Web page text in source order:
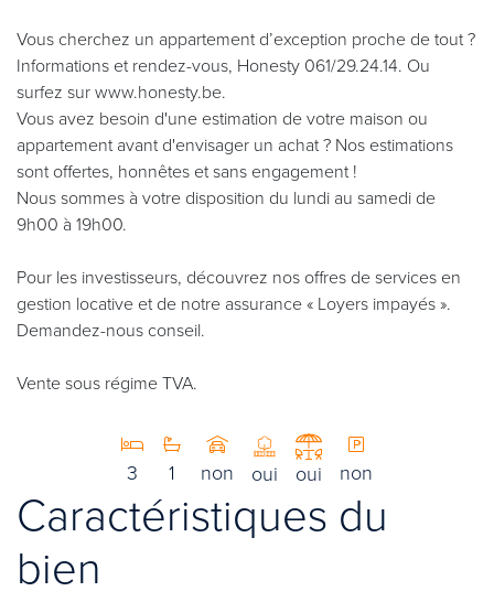
Vous cherchez un appartement d’exception proche de tout ?
Informations et rendez-vous, Honesty 061/29.24.14. Ou
surfez sur www.honesty.be.
Vous avez besoin d'une estimation de votre maison ou
appartement avant d'envisager un achat ? Nos estimations
sont offertes, honnêtes et sans engagement !
Nous sommes à votre disposition du lundi au samedi de
9h00 à 19h00.
Pour les investisseurs, découvrez nos offres de services en
gestion locative et de notre assurance « Loyers impayés ».
Demandez-nous conseil.
Vente sous régime TVA.
3 1 non oui oui non
Caractéristiques du
bien